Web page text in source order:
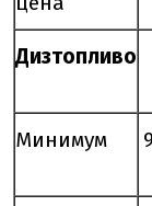
Дизтопливо
Минимум